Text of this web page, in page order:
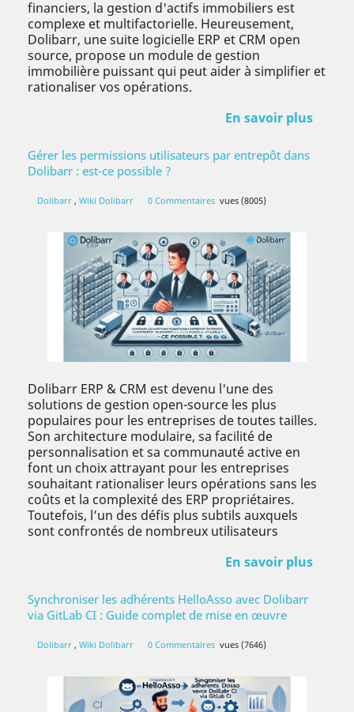
financiers, la gestion d'actifs immobiliers est
complexe et multifactorielle. Heureusement,
Dolibarr, une suite logicielle ERP et CRM open
source, propose un module de gestion
immobilière puissant qui peut aider à simplifier et
rationaliser vos opérations.
En savoir plus
Gérer les permissions utilisateurs par entrepôt dans
Dolibarr : est-ce possible ?
Dolibarr , Wiki Dolibarr 0 Commentaires vues (8005)
Dolibarr ERP & CRM est devenu l'une des
solutions de gestion open-source les plus
populaires pour les entreprises de toutes tailles.
Son architecture modulaire, sa facilité de
personnalisation et sa communauté active en
font un choix attrayant pour les entreprises
souhaitant rationaliser leurs opérations sans les
coûts et la complexité des ERP propriétaires.
Toutefois, l’un des défis plus subtils auxquels
sont confrontés de nombreux utilisateurs
En savoir plus
Synchroniser les adhérents HelloAsso avec Dolibarr
via GitLab CI : Guide complet de mise en œuvre
Dolibarr , Wiki Dolibarr 0 Commentaires vues (7646)